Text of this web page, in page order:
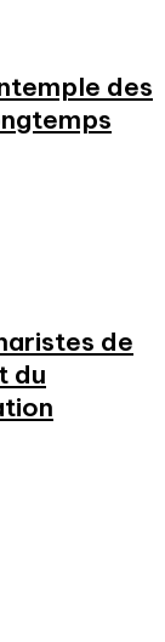
des
de
du